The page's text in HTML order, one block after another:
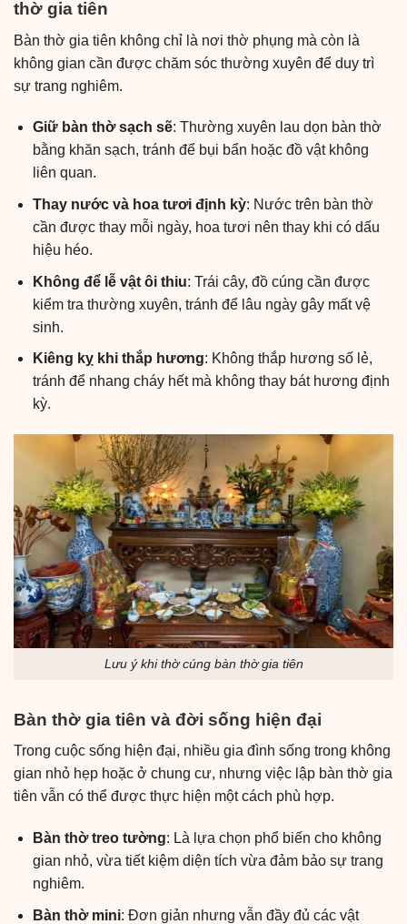
thờ gia tiên
Bàn thờ gia tiên không chỉ là nơi thờ phụng mà còn là
không gian cần được chăm sóc thường xuyên để duy trì
sự trang nghiêm.
Giữ bàn thờ sạch sẽ: Thường xuyên lau dọn bàn thờ
bằng khăn sạch, tránh để bụi bẩn hoặc đồ vật không
liên quan.
Thay nước và hoa tươi định kỳ: Nước trên bàn thờ
cần được thay mỗi ngày, hoa tươi nên thay khi có dấu
hiệu héo.
Không để lễ vật ôi thiu: Trái cây, đồ cúng cần được
kiểm tra thường xuyên, tránh để lâu ngày gây mất vệ
sinh.
Kiêng kỵ khi thắp hương: Không thắp hương số lẻ,
tránh để nhang cháy hết mà không thay bát hương định
kỳ.
Lưu ý khi thờ cúng bàn thờ gia tiên
Bàn thờ gia tiên và đời sống hiện đại
Trong cuộc sống hiện đại, nhiều gia đình sống trong không
gian nhỏ hẹp hoặc ở chung cư, nhưng việc lập bàn thờ gia
tiên vẫn có thể được thực hiện một cách phù hợp.
Bàn thờ treo tường: Là lựa chọn phổ biến cho không
gian nhỏ, vừa tiết kiệm diện tích vừa đảm bảo sự trang
nghiêm.
Bàn thờ mini: Đơn giản nhưng vẫn đầy đủ các vật